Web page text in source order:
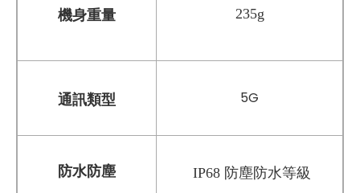
機身重量 235g
通訊類型 5G
防水防塵 IP68 防塵防水等級